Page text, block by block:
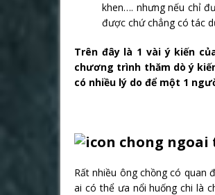
khen…. nhưng nếu chỉ
được chứ chẳng có tác
Trên đây là 1 vài ý kiến
chương trình thăm dò ý
có nhiều lý do để một 1
Rất nhiều ông chồng có quan
ai có thể ưa nổi huống chi là